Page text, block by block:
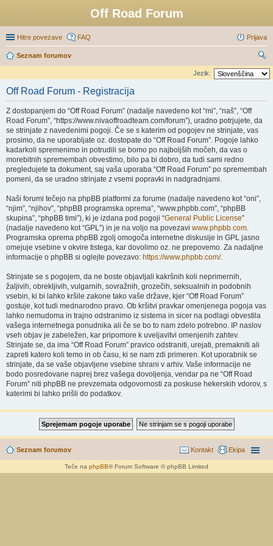
Off Road Forum
Hitre povezave FAQ Prijava
Seznam forumov
sk
e
Jezik:
Off Road Forum - Registracija
Z dostopanjem do “Off Road Forum” (nadalje navedeno kot “mi”, “naš”, “Off
Road Forum”, “https://www.nivaoffroadteam.com/forum”), uradno potrjujete, da
se strinjate z navedenimi pogoji. Če se s katerim od pogojev ne strinjate, vas
prosimo, da ne uporabljate oz. dostopate do “Off Road Forum”. Pogoje lahko
kadarkoli spremenimo in potrudili se bomo po najboljših močeh, da vas o
morebitnih spremembah obvestimo, bilo pa bi dobro, da tudi sami redno
pregledujete ta dokument, saj vaša uporaba “Off Road Forum” po spremembah
pomeni, da se uradno strinjate z vsemi popravki in nadgradnjami.
Naši forumi tečejo na phpBB platformi za forume (nadalje navedeno kot “oni”,
“njim”, “njihov”, “phpBB programska oprema”, “www.phpbb.com”, “phpBB
skupina”, “phpBB timi”), ki je izdana pod pogoji “General Public License”
(nadalje navedeno kot “GPL”) in je na voljo na povezavi www.phpbb.com.
Programska oprema phpBB zgolj omogoča internetne diskusije in GPL jasno
omejuje vsebine v okvire tistega, kar dovolimo oz. ne prepovemo. Za nadaljne
informacije o phpBB si oglejte povezavo: https://www.phpbb.com/.
Strinjate se s pogojem, da ne boste objavljali kakršnih koli neprimernih,
žaljivih, obrekljivih, vulgarnih, sovražnih, grozečih, seksualnih in podobnih
vsebin, ki bi lahko kršile zakone tako vaše države, kjer “Off Road Forum”
gostuje, kot tudi mednarodno pravo. Ob kršitvi pravkar omenjenega pogoja vas
lahko nemudoma in trajno odstranimo iz sistema in sicer na podlagi obvestila
vašega internetnega ponudnika ali če se bo to nam zdelo potrebno. IP naslov
vseh objav je zabeležen, kar pripomore k uveljavitvi omenjenih zahtev.
Strinjate se, da ima “Off Road Forum” pravico odstraniti, urejati, premakniti ali
zapreti katero koli temo in ob času, ki se nam zdi primeren. Kot uporabnik se
strinjate, da se vaše objavljene vsebine shrani v arhiv. Vaše informacije ne
bodo posredovane naprej brez vašega dovoljenja, vendar pa ne “Off Road
Forum” niti phpBB ne prevzemata odgovornosti za poskuse hekerskih vdorov, s
katerimi bi lahko prišli do podatkov.
Seznam forumov Ekipa
Kontakt
Teče na phpBB® Forum Software © phpBB Limited